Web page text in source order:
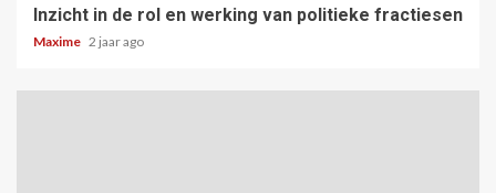
Inzicht in de rol en werking van politieke fractiesen
Maxime 2 jaar ago